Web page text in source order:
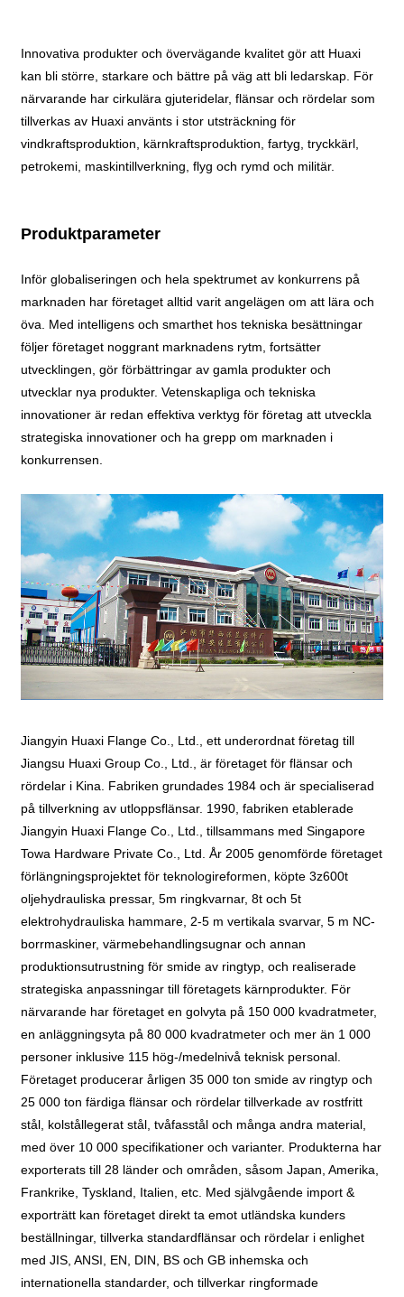
Innovativa produkter och övervägande kvalitet gör att Huaxi
kan bli större, starkare och bättre på väg att bli ledarskap. För
närvarande har cirkulära gjuteridelar, flänsar och rördelar som
tillverkas av Huaxi använts i stor utsträckning för
vindkraftsproduktion, kärnkraftsproduktion, fartyg, tryckkärl,
petrokemi, maskintillverkning, flyg och rymd och militär.
Produktparameter
Inför globaliseringen och hela spektrumet av konkurrens på
marknaden har företaget alltid varit angelägen om att lära och
öva. Med intelligens och smarthet hos tekniska besättningar
följer företaget noggrant marknadens rytm, fortsätter
utvecklingen, gör förbättringar av gamla produkter och
utvecklar nya produkter. Vetenskapliga och tekniska
innovationer är redan effektiva verktyg för företag att utveckla
strategiska innovationer och ha grepp om marknaden i
konkurrensen.
Jiangyin Huaxi Flange Co., Ltd., ett underordnat företag till
Jiangsu Huaxi Group Co., Ltd., är företaget för flänsar och
rördelar i Kina. Fabriken grundades 1984 och är specialiserad
på tillverkning av utloppsflänsar. 1990, fabriken etablerade
Jiangyin Huaxi Flange Co., Ltd., tillsammans med Singapore
Towa Hardware Private Co., Ltd. År 2005 genomförde företaget
förlängningsprojektet för teknologireformen, köpte 3z600t
oljehydrauliska pressar, 5m ringkvarnar, 8t och 5t
elektrohydrauliska hammare, 2-5 m vertikala svarvar, 5 m NC-
borrmaskiner, värmebehandlingsugnar och annan
produktionsutrustning för smide av ringtyp, och realiserade
strategiska anpassningar till företagets kärnprodukter. För
närvarande har företaget en golvyta på 150 000 kvadratmeter,
en anläggningsyta på 80 000 kvadratmeter och mer än 1 000
personer inklusive 115 hög-/medelnivå teknisk personal.
Företaget producerar årligen 35 000 ton smide av ringtyp och
25 000 ton färdiga flänsar och rördelar tillverkade av rostfritt
stål, kolstållegerat stål, tvåfasstål och många andra material,
med över 10 000 specifikationer och varianter. Produkterna har
exporterats till 28 länder och områden, såsom Japan, Amerika,
Frankrike, Tyskland, Italien, etc. Med självgående import &
exporträtt kan företaget direkt ta emot utländska kunders
beställningar, tillverka standardflänsar och rördelar i enlighet
med JIS, ANSI, EN, DIN, BS och GB inhemska och
internationella standarder, och tillverkar ringformade